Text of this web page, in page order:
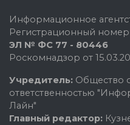
Информационное
Регистрационный
ЭЛ № ФС 77 - 80446
Роскомнадзор от
Учредитель: Общество
ответственностью
Лайн"
Главный редактор: